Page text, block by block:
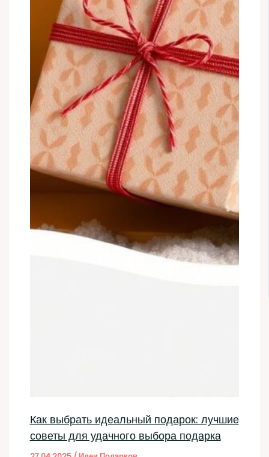
Как выбрать идеальный подарок: лучшие
советы для удачного выбора подарка